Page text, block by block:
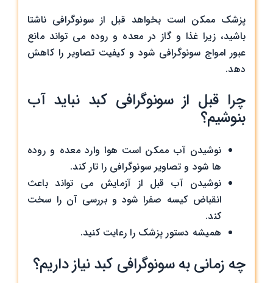
پزشک ممکن است بخواهد قبل از سونوگرافی ناشتا
باشید، زیرا غذا و گاز در معده و روده می ‌تواند مانع
عبور امواج سونوگرافی شود و کیفیت تصاویر را کاهش
دهد.
چرا قبل از سونوگرافی کبد نباید آب
بنوشیم؟
نوشیدن آب ممکن است هوا وارد معده و روده‌
ها شود و تصاویر سونوگرافی را تار کند.
نوشیدن آب قبل از آزمایش می‌ تواند باعث
انقباض کیسه صفرا شود و بررسی آن را سخت
کند.
همیشه دستور پزشک را رعایت کنید.
چه زمانی به سونوگرافی کبد نیاز داریم؟